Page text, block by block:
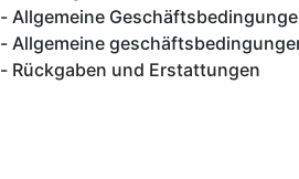
Allgemeine
Allgemeine
Rückgaben und Erstattungen